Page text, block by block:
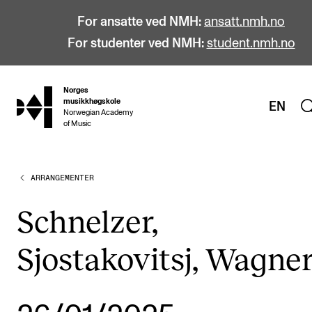
For ansatte ved NMH: ansatt.nmh.no
For studenter ved NMH: student.nmh.no
hjem
Norges
musikkhøgskole
Norwegian Academy
of Music
EN
STUDIER
Bachelor
Master
Årsstudium og videreutdanning
ARRANGEMENTER
Schnelzer,
Sjostakovitsj,